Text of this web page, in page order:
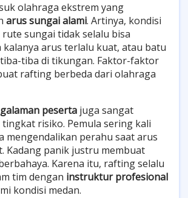
olahraga ekstrem yang
arus sungai alami. Artinya, kondisi
rute sungai tidak selalu bisa
kalanya arus terlalu kuat, atau batu
tiba di tikungan. Faktor-faktor
rafting berbeda dari olahraga
peserta juga sangat
risiko. Pemula sering kali
mengendalikan perahu saat arus
Kadang panik justru membuat
Karena itu, rafting selalu
tim dengan instruktur profesional
kondisi medan.